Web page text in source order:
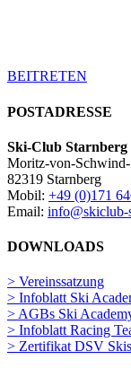
BEITRETEN
POSTADRESSE
Ski-Club Starnberg
Moritz-von-Schwind-
82319 Starnberg
Mobil: +49 (0)171
Email: info@skiclub-
DOWNLOADS
> Vereinssatzung
> Infoblatt Ski
> AGBs Ski
> Infoblatt Racing
> Zertifikat DSV